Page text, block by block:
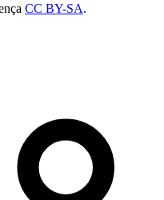
CC BY-SA.